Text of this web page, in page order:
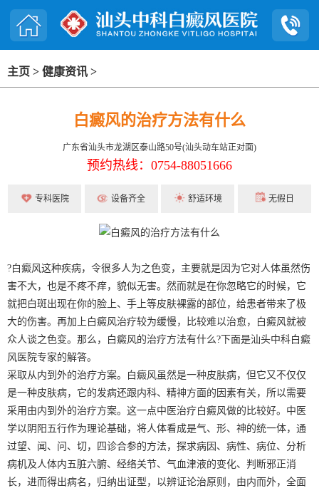
主页 > 健康资讯 >
白癜风的治疗方法有什么
广东省汕头市龙湖区泰山路50号(汕头动车站正对面)
预约热线：0754-88051666
专科医院 设备齐全 舒适环境 无假日
?白癜风这种疾病，令很多人为之色变，主要就是因为它对人体虽然伤
害不大，也是不疼不痒，貌似无害。然而就是在你忽略它的时候，它
就把白斑出现在你的脸上、手上等皮肤裸露的部位，给患者带来了极
大的伤害。再加上白癜风治疗较为缓慢，比较难以治愈，白癜风就被
众人谈之色变。那么，白癜风的治疗方法有什么?下面是汕头中科白癜
风医院专家的解答。
采取从内到外的治疗方案。白癜风虽然是一种皮肤病，但它又不仅仅
是一种皮肤病，它的发病还跟内科、精神方面的因素有关，所以需要
采用由内到外的治疗方案。这一点中医治疗白癜风做的比较好。中医
学以阴阳五行作为理论基础，将人体看成是气、形、神的统一体，通
过望、闻、问、切，四诊合参的方法，探求病因、病性、病位、分析
病机及人体内五脏六腑、经络关节、气血津液的变化、判断邪正消
长，进而得出病名，归纳出证型，以辨证论治原则，由内而外，全面